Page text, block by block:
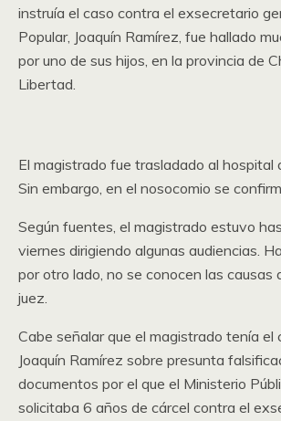
instruía el caso contra el exsecretario
Popular, Joaquín Ramírez, fue hallado
por uno de sus hijos, en la provincia de
Libertad.
El magistrado fue trasladado al hospital
Sin embargo, en el nosocomio se
Según fuentes, el magistrado estuvo
viernes dirigiendo algunas audiencias.
por otro lado, no se conocen las causas
juez.
Cabe señalar que el magistrado tenía el
Joaquín Ramírez sobre presunta
documentos por el que el Ministerio
solicitaba 6 años de cárcel contra el